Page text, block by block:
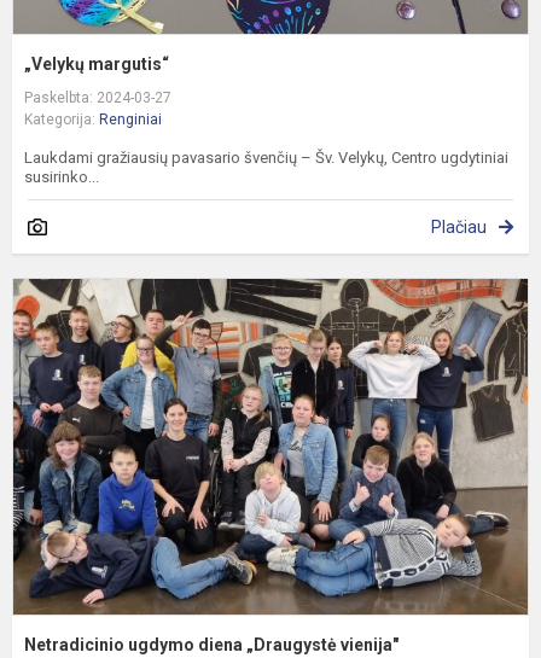
„Velykų margutis“
Paskelbta: 2024-03-27
Kategorija: Renginiai
Laukdami gražiausių pavasario švenčių – Šv. Velykų, Centro ugdytiniai
susirinko...
Plačiau
Netradicinio ugdymo diena „Draugystė vienija"